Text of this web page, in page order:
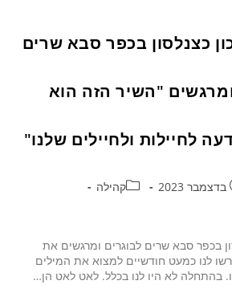
כצנלסון בכפר סבא שרים
ומרגשים "השיר הזה הוא
לחיילות ולחיילים שלנו"
קהילה
בכפר סבא שרים לבוגרים ומרגשים את
לנו כמעט חודשיים למצוא את המילים
בהתחלה לא היו לנו בכלל. לאט לאט הן…